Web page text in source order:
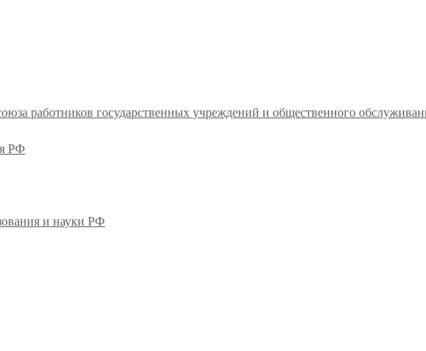
работников государственных учреждений и общественного
РФ
и науки РФ